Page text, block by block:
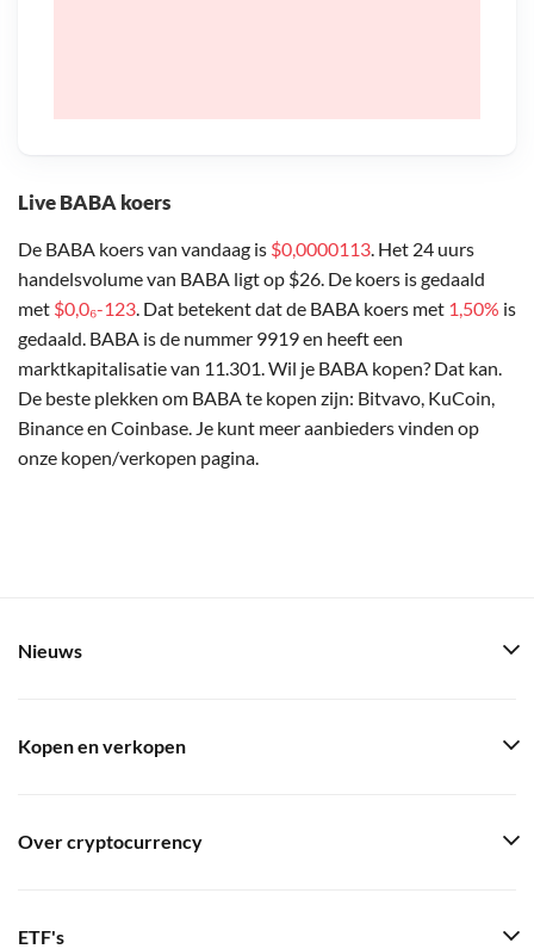
Live BABA koers
De BABA koers van vandaag is $0,0000113. Het 24 uurs
handelsvolume van BABA ligt op $26. De koers is gedaald
met $0,0₆-123. Dat betekent dat de BABA koers met 1,50% is
gedaald. BABA is de nummer 9919 en heeft een
marktkapitalisatie van 11.301. Wil je BABA kopen? Dat kan.
De beste plekken om BABA te kopen zijn: Bitvavo, KuCoin,
Binance en Coinbase. Je kunt meer aanbieders vinden op
onze kopen/verkopen pagina.
Nieuws
Kopen en verkopen
Over cryptocurrency
ETF's